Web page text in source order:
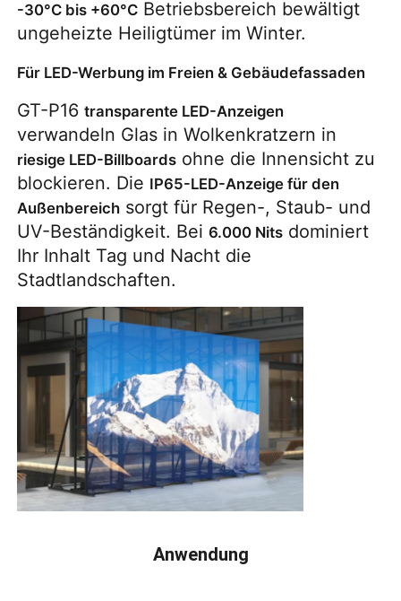
-30°C bis +60°C Betriebsbereich bewältigt
ungeheizte Heiligtümer im Winter.
Für LED-Werbung im Freien & Gebäudefassaden
GT-P16 transparente LED-Anzeigen
riesige LED-Billboards ohne die Innensicht zu
blockieren. Die IP65-LED-Anzeige für den
Außenbereich sorgt für Regen-, Staub- und
UV-Beständigkeit. Bei 6.000 Nits dominiert
Ihr Inhalt Tag und Nacht die
Stadtlandschaften.
Anwendung